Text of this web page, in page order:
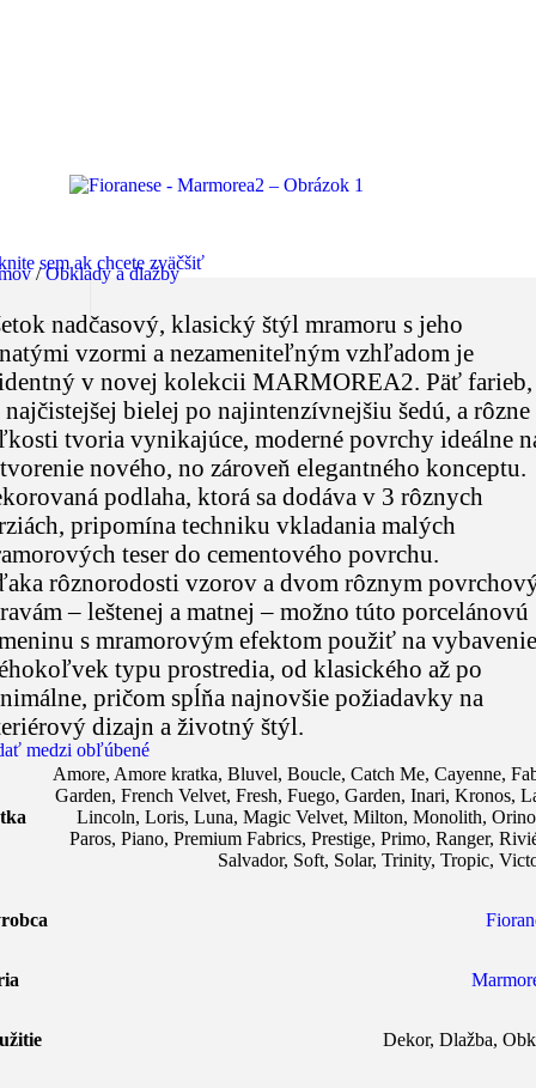
sem ak chcete zväčšiť
/ Obklady a dlažby
nadčasový, klasický štýl mramoru s jeho
vzormi a nezameniteľným vzhľadom je
v novej kolekcii MARMOREA2. Päť farieb,
najčistejšej bielej po najintenzívnejšiu šedú, a rôzne
tvoria vynikajúce, moderné povrchy ideálne
nového, no zároveň elegantného konceptu.
podlaha, ktorá sa dodáva v 3 rôznych
pripomína techniku ​​vkladania malých
teser do cementového povrchu.
rôznorodosti vzorov a dvom rôznym
– leštenej a matnej – možno túto porcelánovú
s mramorovým efektom použiť na vybavenie
typu prostredia, od klasického až po
pričom spĺňa najnovšie požiadavky na
dizajn a životný štýl.
medzi obľúbené
Amore, Amore kratka, Bluvel, Boucle, Catch Me, Cayenne,
Garden, French Velvet, Fresh, Fuego, Garden, Inari, Kronos,
Lincoln, Loris, Luna, Magic Velvet, Milton, Monolith,
Paros, Piano, Premium Fabrics, Prestige, Primo, Ranger,
Salvador, Soft, Solar, Trinity, Tropic,
Dekor, Dlažba,